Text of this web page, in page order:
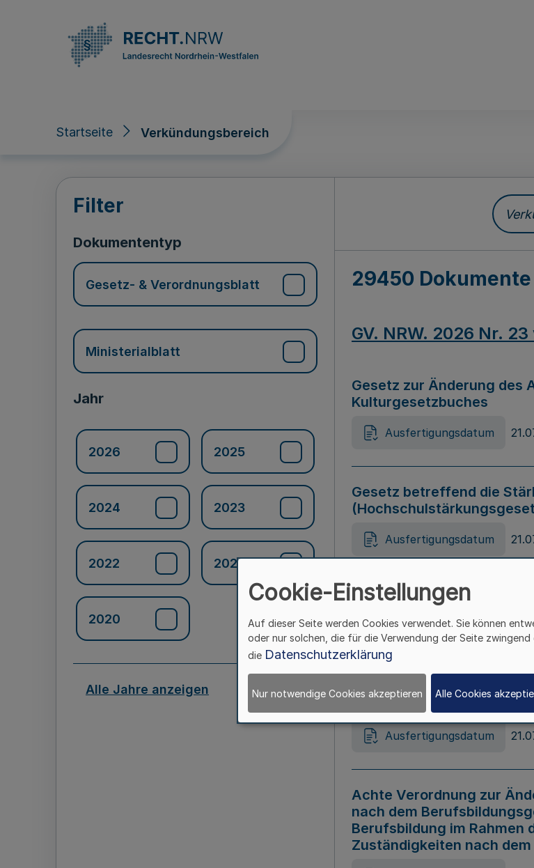
Startseite Verkündungsbereich
Verkündungsbereich
Filter
Dokumententyp
Gesetz- & Verordnungsblatt
Ministerialblatt
Jahr
2026 2025
2024 2023
2022 2021
2020
Alle Jahre anzeigen
29450 Dokumente
GV. NRW. 2026 Nr.
Gesetz zur Änderung des
Kulturgesetzbuches
Ausfertigungsdatum
Gesetz betreffend die
Ausfertigungsdatum
Gesetz zur Vermeidung
Ausfertigungsdatum
Gesetz zur Änderung des
Ausfertigungsdatum
Achte Verordnung zur
nach dem
Berufsbildung im Rahmen
Zuständigkeiten nach
Cookie-Einstellungen
Auf dieser Seite werden Cookies verwendet. Sie können
oder nur solchen, die für die Verwendung der Seite
die Datenschutzerklärung
Nur notwendige Cookies akzeptieren Alle Cookies